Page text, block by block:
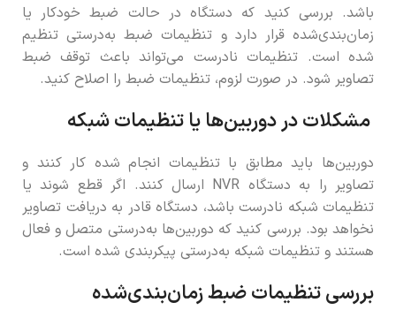
باشد. بررسی کنید که دستگاه در حالت ضبط خودکار یا
زمان‌بندی‌شده قرار دارد و تنظیمات ضبط به‌درستی تنظیم
شده است. تنظیمات نادرست می‌تواند باعث توقف ضبط
تصاویر شود. در صورت لزوم، تنظیمات ضبط را اصلاح کنید.
مشکلات در دوربین‌ها یا تنظیمات شبکه
دوربین‌ها باید مطابق با تنظیمات انجام شده کار کنند و
تصاویر را به دستگاه NVR ارسال کنند. اگر قطع شوند یا
تنظیمات شبکه نادرست باشد، دستگاه قادر به دریافت تصاویر
نخواهد بود. بررسی کنید که دوربین‌ها به‌درستی متصل و فعال
هستند و تنظیمات شبکه به‌درستی پیکربندی شده است.
بررسی تنظیمات ضبط زمان‌بندی‌شده